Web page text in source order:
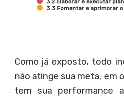
3.2 Elaborar e executar
3.3 Fomentar e aprimorar
Como já exposto, todo
não atinge sua meta, em
tem sua performance